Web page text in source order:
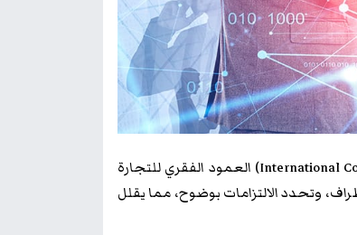
العمود الفقري للتجارة
وتحدد الالتزامات بوضوح، مما يقلل